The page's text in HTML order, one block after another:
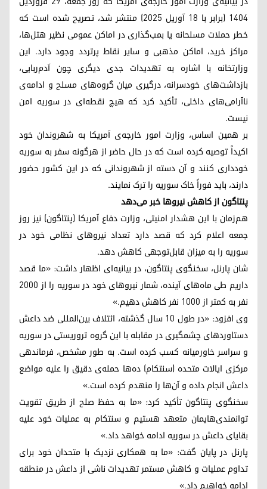
۱۴۰۴ (برابر با ۱۸ آوریل ۲۰۲۵) منتشر شد، تصریح شده است که
خطر حملات مسلحانه یا بمب‌گذاری در اماکن عمومی نظیر هتل‌ها،
مراکز خرید، اماکن مذهبی و سایر نقاط پرتردد وجود دارد. این
وزارتخانه با اشاره به تهدیدات جدی دیگری چون آدم‌ربایی،
بازداشت‌های خودسرانه، درگیری میان گروه‌های مسلح و ادامه‌ی
ناآرامی‌های داخلی، تأکید کرد که هیچ نقطه‌ای در سوریه امن
نیست.
بر همین اساس، وزارت امور خارجه‌ی آمریکا به شهروندان خود
اکیداً توصیه کرده است که در حال حاضر از هرگونه سفر به سوریه
خودداری کنند و آن دسته از شهروندانی که در این کشور حضور
دارند، باید فوراً خاک سوریه را ترک نمایند.
پنتاگون از کاهش نیروها خبر می‌دهد
هم‌زمان با این هشدار امنیتی، وزارت دفاع آمریکا (پنتاگون) نیز روز
جمعه اعلام کرد که قصد دارد تعداد نیروهای نظامی خود در
سوریه را به میزان قابل‌توجهی کاهش دهد.
شان پارنل، سخنگوی پنتاگون، در بیانیه‌ای اظهار داشت: «ما قصد
داریم طی ماه‌های آینده، شمار نیروهای خود در سوریه را از ۲۰۰۰
نفر به کمتر از ۱۰۰۰ نفر کاهش دهیم.»
وی افزود: «در طول ۱۰ سال گذشته، ائتلاف بین‌المللی ضد داعش
دستاوردهای چشمگیری در مقابله با این گروه تروریستی در سوریه
و سراسر خاورمیانه کسب کرده است. به طور مشخص، فرماندهی
مرکزی ایالات متحده (سنتکام) ده‌ها حمله‌ی دقیق را علیه مواضع
داعش انجام داده و آن‌ها را منهدم کرده است.»
سخنگوی پنتاگون تأکید کرد: «ما به حفظ صلح از طریق تقویت
توانمندی‌هایمان متعهد هستیم و سنتکام به عملیات خود علیه
بقایای داعش در سوریه ادامه خواهد داد.»
پارنل در پایان گفت: «ما به همکاری نزدیک با متحدان خود برای
تداوم عملیات و کاهش مستمر تهدیدات ناشی از داعش در منطقه